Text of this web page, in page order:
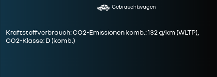
Gebrauchtwagen
Kraftstoffverbrauch: CO2-Emissionen komb.: 132 g/km (WLTP),
CO2-Klasse: D (komb.)